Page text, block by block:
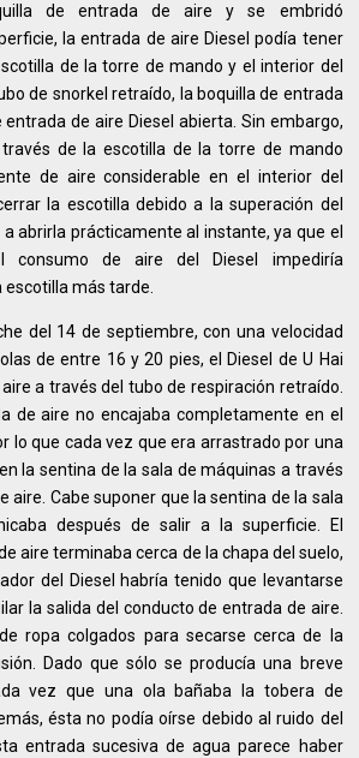
de entrada de aire y se embridó
la entrada de aire Diesel podía tener
de la torre de mando y el interior del
de snorkel retraído, la boquilla de entrada
entrada de aire Diesel abierta. Sin embargo,
de la escotilla de la torre de mando
de aire considerable en el interior del
la escotilla debido a la superación del
abrirla prácticamente al instante, ya que el
consumo de aire del Diesel impediría
más tarde.
del 14 de septiembre, con una velocidad
de entre 16 y 20 pies, el Diesel de U Hai
a través del tubo de respiración retraído.
de aire no encajaba completamente en el
lo que cada vez que era arrastrado por una
la sentina de la sala de máquinas a través
aire. Cabe suponer que la sentina de la sala
después de salir a la superficie. El
aire terminaba cerca de la chapa del suelo,
del Diesel habría tenido que levantarse
la salida del conducto de entrada de aire.
ropa colgados para secarse cerca de la
Dado que sólo se producía una breve
vez que una ola bañaba la tobera de
ésta no podía oírse debido al ruido del
entrada sucesiva de agua parece haber